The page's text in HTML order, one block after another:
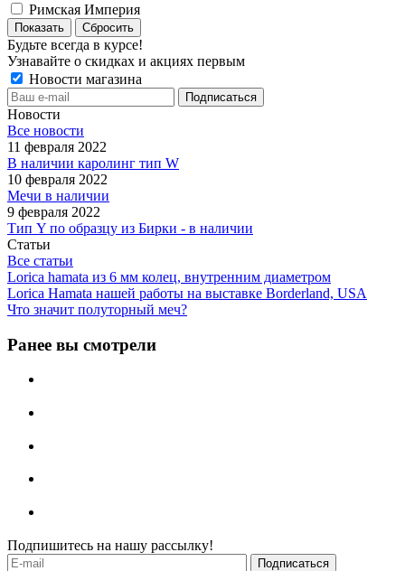
Римская Империя
Сбросить
Будьте всегда в курсе!
Узнавайте о скидках и акциях первым
Новости магазина
Новости
Все новости
11 февраля 2022
В наличии каролинг тип W
10 февраля 2022
Мечи в наличии
9 февраля 2022
Тип Y по образцу из Бирки - в наличии
Статьи
Все статьи
Lorica hamata из 6 мм колец, внутренним диаметром
Lorica Hamata нашей работы на выставке Borderland, USA
Что значит полуторный меч?
Ранее вы смотрели
Подпишитесь на нашу рассылку!